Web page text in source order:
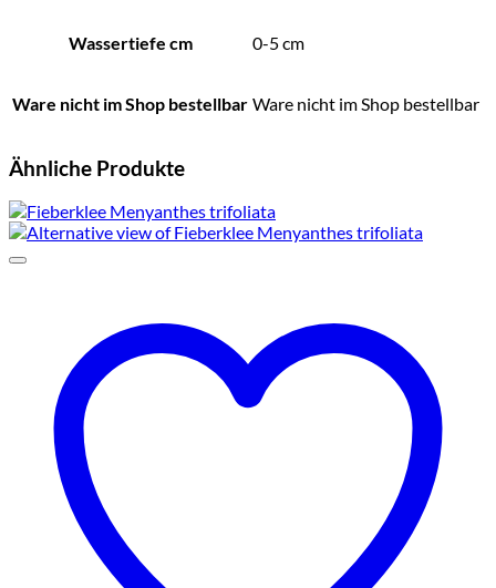
Wassertiefe cm 0-5 cm
Ware nicht im Shop bestellbar Ware nicht im Shop bestellbar
Ähnliche Produkte